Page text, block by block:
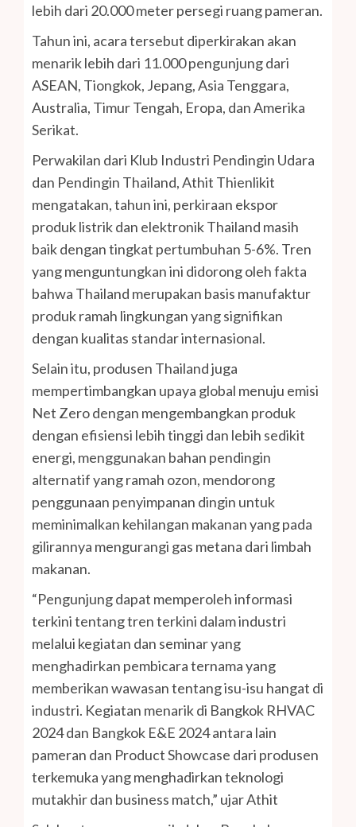
lebih dari 20.000 meter persegi ruang pameran.
Tahun ini, acara tersebut diperkirakan akan
menarik lebih dari 11.000 pengunjung dari
ASEAN, Tiongkok, Jepang, Asia Tenggara,
Australia, Timur Tengah, Eropa, dan Amerika
Serikat.
Perwakilan dari Klub Industri Pendingin Udara
dan Pendingin Thailand, Athit Thienlikit
mengatakan, tahun ini, perkiraan ekspor
produk listrik dan elektronik Thailand masih
baik dengan tingkat pertumbuhan 5-6%. Tren
yang menguntungkan ini didorong oleh fakta
bahwa Thailand merupakan basis manufaktur
produk ramah lingkungan yang signifikan
dengan kualitas standar internasional.
Selain itu, produsen Thailand juga
mempertimbangkan upaya global menuju emisi
Net Zero dengan mengembangkan produk
dengan efisiensi lebih tinggi dan lebih sedikit
energi, menggunakan bahan pendingin
alternatif yang ramah ozon, mendorong
penggunaan penyimpanan dingin untuk
meminimalkan kehilangan makanan yang pada
gilirannya mengurangi gas metana dari limbah
makanan.
“Pengunjung dapat memperoleh informasi
terkini tentang tren terkini dalam industri
melalui kegiatan dan seminar yang
menghadirkan pembicara ternama yang
memberikan wawasan tentang isu-isu hangat di
industri. Kegiatan menarik di Bangkok RHVAC
2024 dan Bangkok E&E 2024 antara lain
pameran dan Product Showcase dari produsen
terkemuka yang menghadirkan teknologi
mutakhir dan business match,” ujar Athit